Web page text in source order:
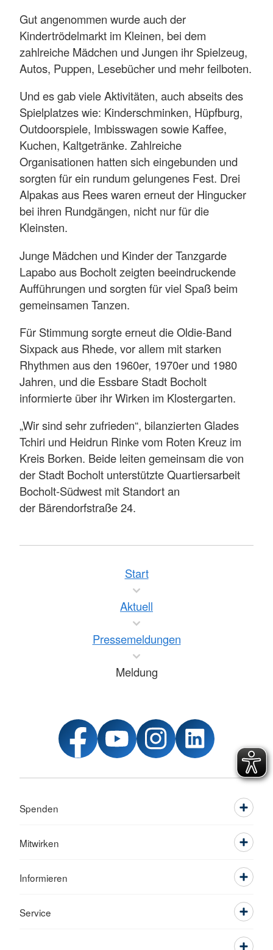
Gut angenommen wurde auch der
Kindertrödelmarkt im Kleinen, bei dem
zahlreiche Mädchen und Jungen ihr Spielzeug,
Autos, Puppen, Lesebücher und mehr feilboten.
Und es gab viele Aktivitäten, auch abseits des
Spielplatzes wie: Kinderschminken, Hüpfburg,
Outdoorspiele, Imbisswagen sowie Kaffee,
Kuchen, Kaltgetränke. Zahlreiche
Organisationen hatten sich eingebunden und
sorgten für ein rundum gelungenes Fest. Drei
Alpakas aus Rees waren erneut der Hingucker
bei ihren Rundgängen, nicht nur für die
Kleinsten.
Junge Mädchen und Kinder der Tanzgarde
Lapabo aus Bocholt zeigten beeindruckende
Aufführungen und sorgten für viel Spaß beim
gemeinsamen Tanzen.
Für Stimmung sorgte erneut die Oldie-Band
Sixpack aus Rhede, vor allem mit starken
Rhythmen aus den 1960er, 1970er und 1980
Jahren, und die Essbare Stadt Bocholt
informierte über ihr Wirken im Klostergarten.
„Wir sind sehr zufrieden“, bilanzierten Glades
Tchiri und Heidrun Rinke vom Roten Kreuz im
Kreis Borken. Beide leiten gemeinsam die von
der Stadt Bocholt unterstützte Quartiersarbeit
Bocholt-Südwest mit Standort an
der Bärendorfstraße 24.
Start
Aktuell
Pressemeldungen
Meldung
Spenden
Mitwirken
Informieren
Service